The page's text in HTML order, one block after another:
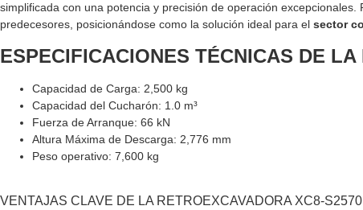
simplificada con una potencia y precisión de operación excepcionales.
predecesores, posicionándose como la solución ideal para el sector
ESPECIFICACIONES TÉCNICAS DE
Capacidad de Carga: 2,500 kg
Capacidad del Cucharón: 1.0 m³
Fuerza de Arranque: 66 kN
Altura Máxima de Descarga: 2,776 mm
Peso operativo: 7,600 kg
VENTAJAS CLAVE DE LA RETROEXCAVADORA XC8-S2570